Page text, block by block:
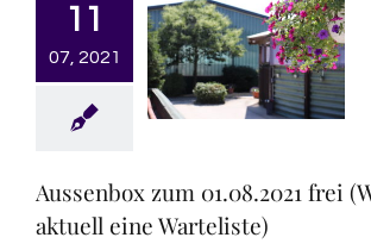
11
07, 2021
Aussenbox zum 01.08.2021 frei
aktuell eine Warteliste)